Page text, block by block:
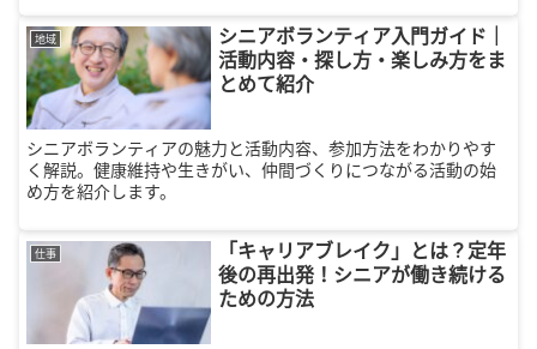
地域
シニアボランティア入門ガイド｜
活動内容・探し方・楽しみ方をま
とめて紹介
シニアボランティアの魅力と活動内容、参加方法をわかりやす
く解説。健康維持や生きがい、仲間づくりにつながる活動の始
め方を紹介します。
仕事
「キャリアブレイク」とは？定年
後の再出発！シニアが働き続ける
ための方法